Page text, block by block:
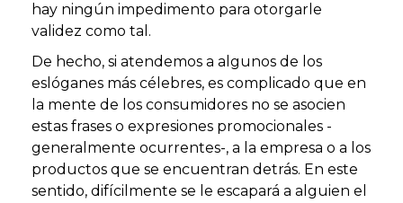
hay ningún impedimento para otorgarle
validez como tal.
De hecho, si atendemos a algunos de los
eslóganes más célebres, es complicado que en
la mente de los consumidores no se asocien
estas frases o expresiones promocionales -
generalmente ocurrentes-, a la empresa o a los
productos que se encuentran detrás. En este
sentido, difícilmente se le escapará a alguien el